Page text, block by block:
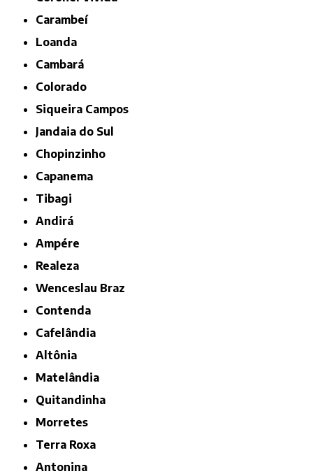
Carambeí
Loanda
Cambará
Colorado
Siqueira Campos
Jandaia do Sul
Chopinzinho
Capanema
Tibagi
Andirá
Ampére
Realeza
Wenceslau Braz
Contenda
Cafelândia
Altônia
Matelândia
Quitandinha
Morretes
Terra Roxa
Antonina